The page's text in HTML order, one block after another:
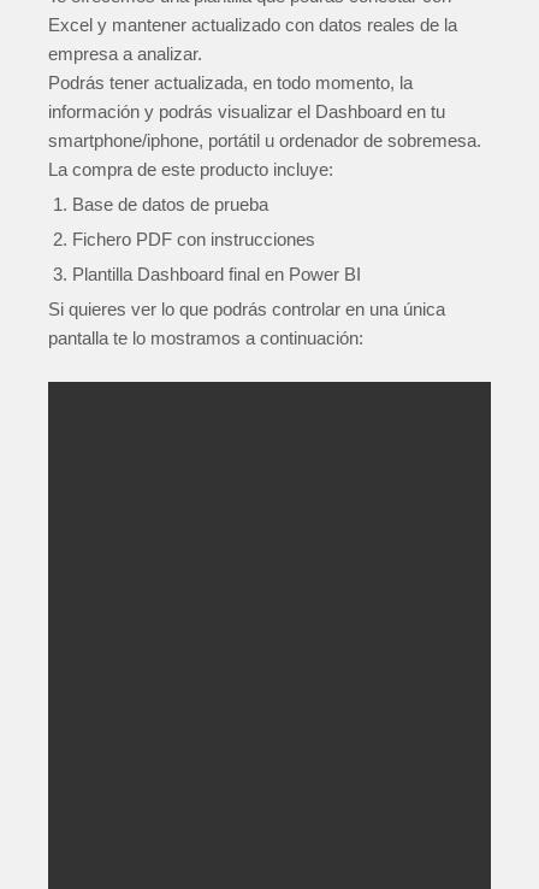
Excel y mantener actualizado con datos reales de la
empresa a analizar.
Podrás tener actualizada, en todo momento, la
información y podrás visualizar el Dashboard en tu
smartphone/iphone, portátil u ordenador de sobremesa.
La compra de este producto incluye:
Base de datos de prueba
Fichero PDF con instrucciones
Plantilla Dashboard final en Power BI
Si quieres ver lo que podrás controlar en una única
pantalla te lo mostramos a continuación: